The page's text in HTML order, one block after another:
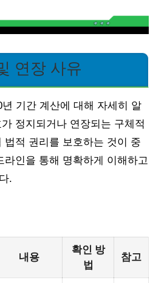
연장 사유
기간 계산에 대해 자세히 알
정지되거나 연장되는 구체적
법적 권리를 보호하는 것이 중
라인을 통해 명확하게 이해하고
.
내용
확인 방
법
참고